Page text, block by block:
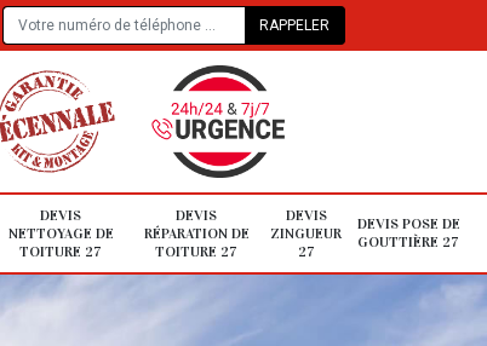
DEVIS
NETTOYAGE DE
TOITURE 27
DEVIS
RÉPARATION DE
TOITURE 27
DEVIS
ZINGUEUR
27
DEVIS POSE DE
GOUTTIÈRE 27